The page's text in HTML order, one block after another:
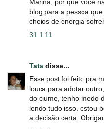
Marina, por que você
blog para a pessoa
cheios de energia
31.1.11
Tata disse...
Esse post foi feito pra
louca para adotar
do ciume, tenho medo
lendo tudo isso, estou
a decisão certa.